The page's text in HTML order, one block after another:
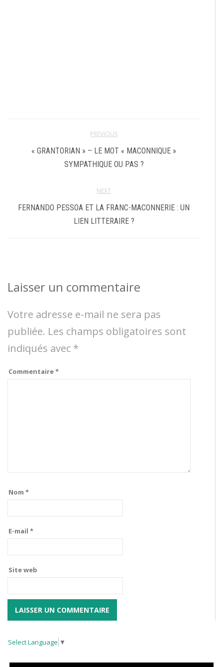
PREVIOUS
« GRANTORIAN » – LE MOT « MACONNIQUE »
SYMPATHIQUE OU PAS ?
NEXT
FERNANDO PESSOA ET LA FRANC-MACONNERIE : UN
LIEN LITTERAIRE ?
Laisser un commentaire
Votre adresse e-mail ne sera pas
publiée. Les champs obligatoires sont
indiqués avec *
Commentaire*
Nom *
E-mail *
Site web
Select Language ▼